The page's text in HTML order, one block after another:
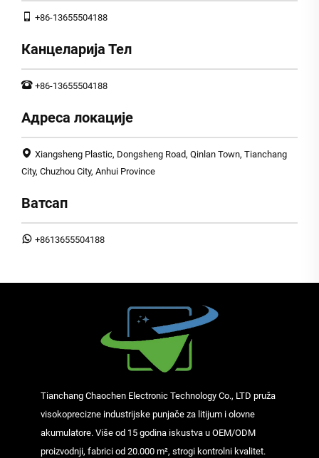
+86-13655504188
Канцеларија Тел
+86-13655504188
Адреса локације
Xiangsheng Plastic, Dongsheng Road, Qinlan Town, Tianchang
City, Chuzhou City, Anhui Province
Ватсап
+8613655504188
Tianchang Chaochen Electronic Technology Co., LTD pruža
visokoprecizne industrijske punjače za litijum i olovne
akumulatore. Više od 15 godina iskustva u OEM/ODM
proizvodnji, fabrici od 20.000 m², strogi kontrolni kvalitet.